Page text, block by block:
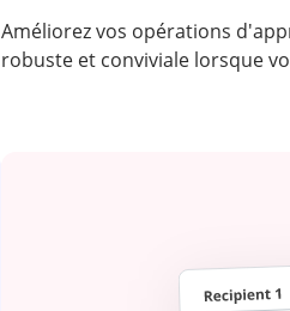
Améliorez vos opérations
robuste et conviviale lorsque